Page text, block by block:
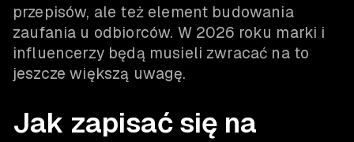
przepisów, ale też element budowania
zaufania u odbiorców. W 2026 roku marki i
influencerzy będą musieli zwracać na to
jeszcze większą uwagę.
Jak zapisać się na